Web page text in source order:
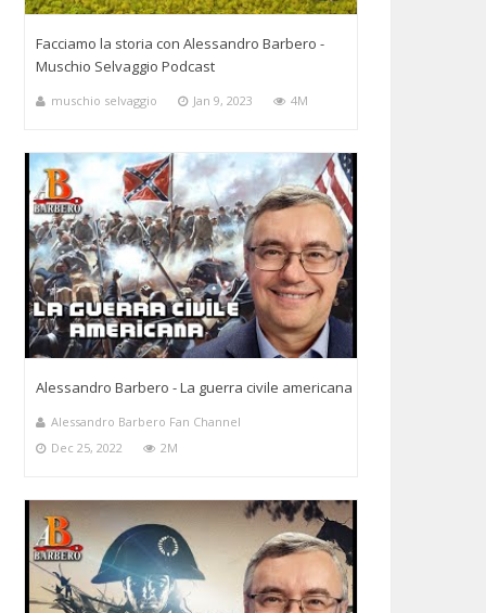
Facciamo la storia con Alessandro Barbero -
Muschio Selvaggio Podcast
muschio selvaggio Jan 9, 2023 4M
Alessandro Barbero - La guerra civile americana
Alessandro Barbero Fan Channel
Dec 25, 2022
2M